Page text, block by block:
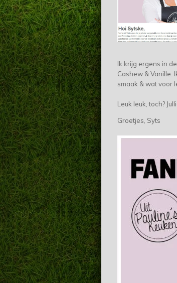
Ik krijg ergens in
Cashew & Vanille.
smaak & wat voor
Leuk leuk, toch?
Groetjes, Syts